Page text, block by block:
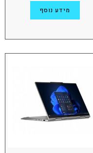
מידע נוסף